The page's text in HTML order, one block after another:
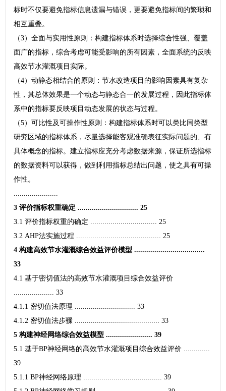
标时不仅要避免指标信息遗漏与错误，更要避免指标间的繁琐和
相互重叠。
（3）全面与实用性原则：构建指标体系时选择综合性强、覆盖
面广的指标，综合考虑可能受影响的所有因素，全面系统的反映
高效节水灌溉项目实际。
（4）动静态相结合的原则：节水改造项目的影响因素具有复杂
性，其总体效果是一个动态与静态合一的发展过程，因此指标体
系中的指标要反映项目动态发展的状态与过程。
（5）可比性及可操作性原则：构建指标体系时可以类比同类型
研究区域的指标体系，尽量选择能客观准确表征实际问题的、有
具体概念的指标。建立指标应充分考虑数据来源，保证所选指标
的数据资料可以获得，做到利用指标总结出问题，使之具有可操
作性。
3 评价指标权重确定 .............................. 25
3.1 评价指标权重的确定 ................................. 25
3.2 AHP法实施过程 .......................................... 25
4 构建高效节水灌溉综合效益评价模型 ...................................
33
4.1 基于密切值法的高效节水灌溉项目综合效益评价
.................... 33
4.1.1 密切值法原理 .............................. 33
4.1.2 密切值法步骤 .......................................... 33
5 构建神经网络综合效益模型 ....................... 39
5.1 基于BP神经网络的高效节水灌溉项目综合效益评价 .............
39
5.1.1 BP神经网络原理 ....................................... 39